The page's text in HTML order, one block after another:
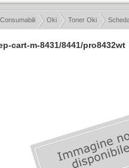
cart-m-8431/8441/pro8432wt
Consumabili Oki Toner Oki